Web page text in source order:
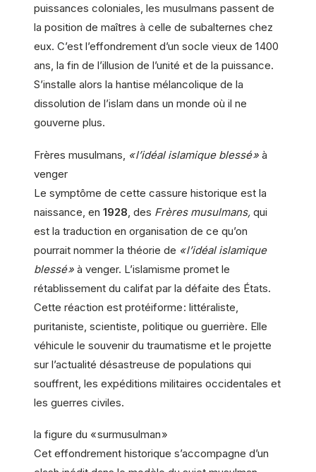
puissances coloniales, les musulmans passent de
la position de maîtres à celle de subalternes chez
eux. C’est l’effondrement d’un socle vieux de 1 400
ans, la fin de l’illusion de l’unité et de la puissance.
S’installe alors la hantise mélan­colique de la
dissolution de l’islam dans un monde où il ne
gouverne plus.
Frères musulmans, « l’idéal islamique blessé » à
venger
Le symptôme de cette cassure historique est la
naissance, en 1928 , des Frères musulmans, qui
est la traduction en organisation de ce qu’on
pourrait nommer la théorie de « l’idéal islamique
blessé » à venger. L’islamisme promet le
rétablissement du califat par la défaite des États.
Cette réaction est protéiforme : littéraliste,
puritaniste, scientiste, politique ou guerrière. Elle
véhicule le souvenir du traumatisme et le projette
sur l’actualité désastreuse de populations qui
souffrent, les expéditions militaires occidentales et
les guerres civiles.
la figure du « surmusulman »
Cet effondrement historique s’accompagne d’un